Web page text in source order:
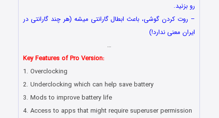
رو بزنید.
– روت کردن گوشی، باعث ابطال گارانتی میشه (هر چند گارانتی در
ایران معنی ندارد!)
…
Key Features of Pro Version:
1. Overclocking
2. Underclocking which can help save battery
3. Mods to improve battery life
4. Access to apps that might require superuser permission